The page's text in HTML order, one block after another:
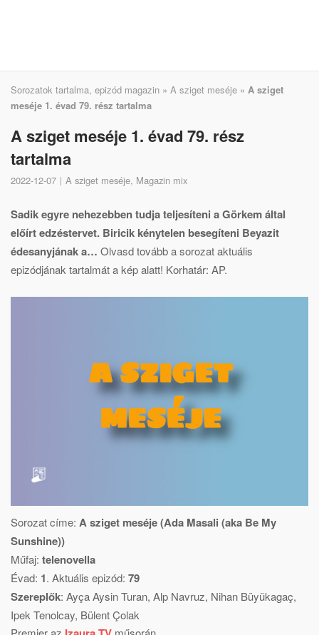
Sorozatok tartalma, epizód magazin » A sziget meséje » A sziget
meséje 1. évad 79. rész tartalma
A sziget meséje 1. évad 79. rész
tartalma
2022-12-07 A sziget meséje, Magazin mix
Sadik egyre nehezebben tudja teljesíteni a Görkem által
előírt edzéstervet. Biricik kénytelen besegíteni Beyazit
édesanyjának a… Olvasd tovább a sorozat aktuális
epizódjának tartalmát a kép alatt! Korhatár: AP.
Sorozat címe: A sziget meséje (Ada Masali (aka Be My
Sunshine))
Műfaj: telenovella
Évad: 1. Aktuális epizód: 79
Szereplők: Ayça Aysin Turan, Alp Navruz, Nihan Büyükagaç,
Ipek Tenolcay, Bülent Çolak